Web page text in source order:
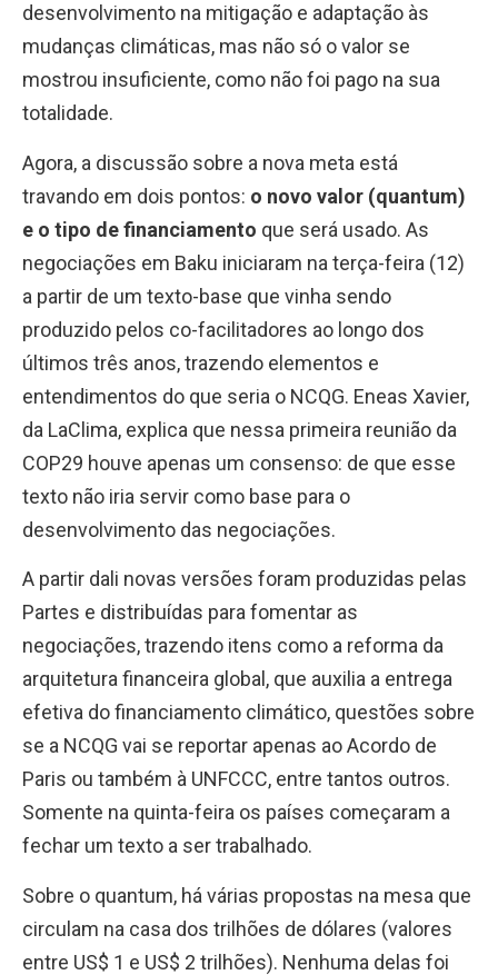
desenvolvimento na mitigação e adaptação às
mudanças climáticas, mas não só o valor se
mostrou insuficiente, como não foi pago na sua
totalidade.
Agora, a discussão sobre a nova meta está
travando em dois pontos: o novo valor (quantum)
e o tipo de financiamento que será usado. As
negociações em Baku iniciaram na terça-feira (12)
a partir de um texto-base que vinha sendo
produzido pelos co-facilitadores ao longo dos
últimos três anos, trazendo elementos e
entendimentos do que seria o NCQG. Eneas Xavier,
da LaClima, explica que nessa primeira reunião da
COP29 houve apenas um consenso: de que esse
texto não iria servir como base para o
desenvolvimento das negociações.
A partir dali novas versões foram produzidas pelas
Partes e distribuídas para fomentar as
negociações, trazendo itens como a reforma da
arquitetura financeira global, que auxilia a entrega
efetiva do financiamento climático, questões sobre
se a NCQG vai se reportar apenas ao Acordo de
Paris ou também à UNFCCC, entre tantos outros.
Somente na quinta-feira os países começaram a
fechar um texto a ser trabalhado.
Sobre o quantum, há várias propostas na mesa que
circulam na casa dos trilhões de dólares (valores
entre US$ 1 e US$ 2 trilhões). Nenhuma delas foi